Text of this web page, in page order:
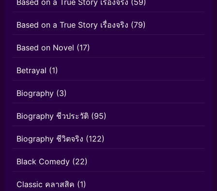
Based on a True Story เรื่องจริง (59)
Based on a True Story เรื่องจริง (79)
Based on Novel (17)
Betrayal (1)
Biography (3)
Biography ชีวประวัติ (95)
Biography ชีวิตจริง (122)
Black Comedy (22)
Classic คลาสสิค (1)